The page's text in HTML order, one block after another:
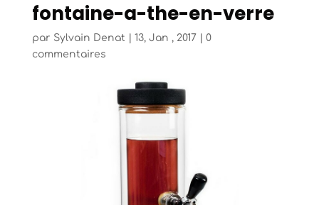
fontaine-a-the-en-verre
par Sylvain Denat 13, Jan , 2017
0
commentaires